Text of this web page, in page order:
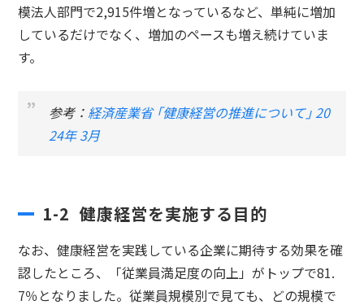
模法人部門で2,915件増となっているなど、単純に増加
しているだけでなく、増加のペースも増え続けていま
す。
参考：経済産業省 ｢健康経営の推進について｣ 20
24年 3月
1-2 健康経営を実施する目的
なお、健康経営を実践している企業に期待する効果を確
認したところ、「従業員満足度の向上」がトップで81.
7％となりました。従業員規模別で見ても、どの規模で